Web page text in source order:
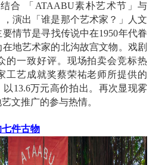
合 「ATAABU素朴艺术节」与
，演出「谁是那个艺术家？」人文
情节是寻找传说中在1950年代眷
地艺术家的北沟故宫文物。戏剧
的一致好评。现场拍卖会竞标热
工艺成就奖蔡荣祐老师所提供的
以13.6万元高价拍出。再次显现雾
文推广的参与热情。
件古物